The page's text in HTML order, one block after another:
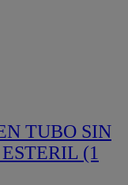
TUBO SIN
(1